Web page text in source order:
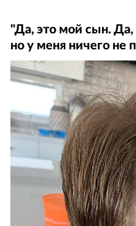
"Да, это мой сын. Да,
но у меня ничего не